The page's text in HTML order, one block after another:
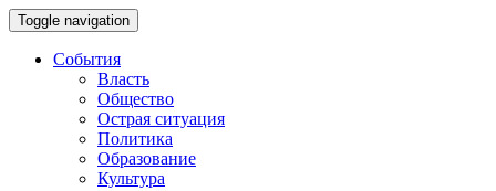
Toggle navigation
События
Власть
Общество
Острая ситуация
Политика
Образование
Культура